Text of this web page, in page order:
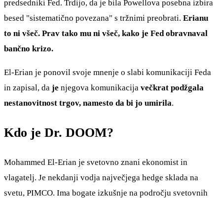
predsedniki Fed. Trdijo, da je bila Powellova posebna izbira
besed "sistematično povezana" s tržnimi preobrati. Erianu
to ni všeč. Prav tako mu ni všeč, kako je Fed obravnaval
bančno krizo.
El-Erian je ponovil svoje mnenje o slabi komunikaciji Feda
in zapisal, da je njegova komunikacija večkrat podžgala
nestanovitnost trgov, namesto da bi jo umirila.
Kdo je Dr. DOOM?
Mohammed El-Erian je svetovno znani ekonomist in
vlagatelj. Je nekdanji vodja največjega hedge sklada na
svetu, PIMCO. Ima bogate izkušnje na področju svetovnih